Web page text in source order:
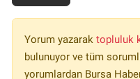
Yorum yazarak topluluk
bulunuyor ve tüm
yorumlardan Bursa